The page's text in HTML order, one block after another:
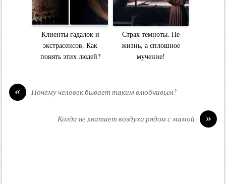
Клиенты гадалок и
экстрасенсов. Как
понять этих людей?
Страх темноты. Не
жизнь, а сплошное
мучение!
« Почему человек бывает таким влюбчивым?
»
Когда не хватает воздуха рядом с мамой